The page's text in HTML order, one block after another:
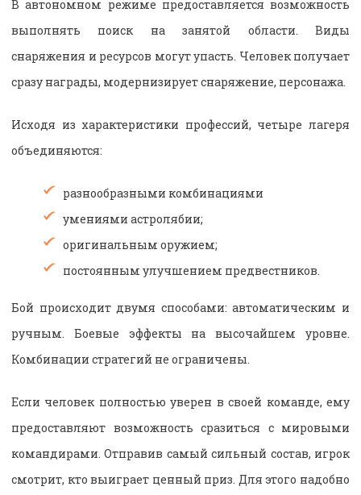
В автономном режиме предоставляется возможность
выполнять поиск на занятой области. Виды
снаряжения и ресурсов могут упасть. Человек получает
сразу награды, модернизирует снаряжение, персонажа.
Исходя из характеристики профессий, четыре лагеря
объединяются:
разнообразными комбинациями
умениями астролябии;
оригинальным оружием;
постоянным улучшением предвестников.
Бой происходит двумя способами: автоматическим и
ручным. Боевые эффекты на высочайшем уровне.
Комбинации стратегий не ограничены.
Если человек полностью уверен в своей команде, ему
предоставляют возможность сразиться с мировыми
командирами. Отправив самый сильный состав, игрок
смотрит, кто выиграет ценный приз. Для этого надобно